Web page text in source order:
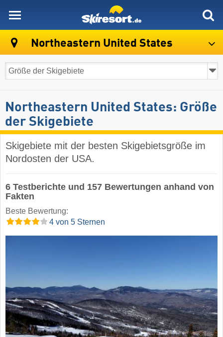
Northeastern United States
Northeastern United States: Größe
der Skigebiete
Skigebiete mit der besten Skigebietsgröße im
Nordosten der USA.
6 Testberichte und 157 Bewertungen anhand von
Fakten
Beste Bewertung:
4 von 5 Sternen